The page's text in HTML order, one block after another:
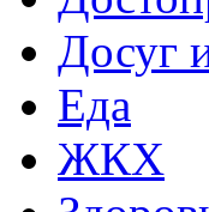
Досуг
Еда
ЖКХ